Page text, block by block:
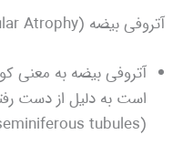
آتروفی بیضه (Testicular Atrophy)
آتروفی بیضه به
است به دلیل از دست
(seminiferous tubules) باشد.